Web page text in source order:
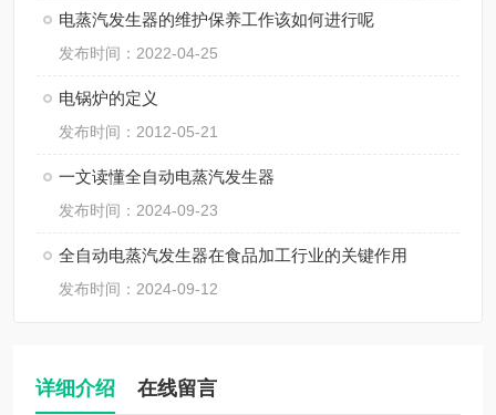
电蒸汽发生器的维护保养工作该如何进行呢
发布时间：2022-04-25
电锅炉的定义
发布时间：2012-05-21
一文读懂全自动电蒸汽发生器
发布时间：2024-09-23
全自动电蒸汽发生器在食品加工行业的关键作用
发布时间：2024-09-12
详细介绍 在线留言